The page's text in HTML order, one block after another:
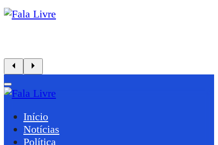
Início
Notícias
Política